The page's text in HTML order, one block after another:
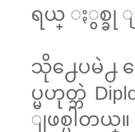
ရယ္ ႏွစ္ခု ျ
သို႕ေပမဲ႕
ပ္မဟုတ္ဘဲ
ျဖစ္ပါတ